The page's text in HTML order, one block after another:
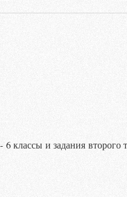
классы и задания второго